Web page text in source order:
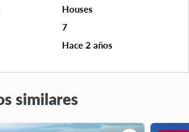
Houses
7
Hace 2 años
similares